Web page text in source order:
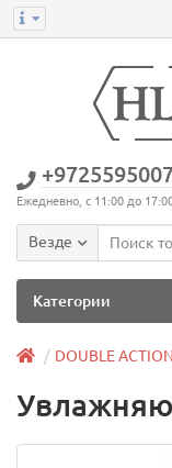
Ежедневно, с 11:00 до
Везде
Категории
DOUBLE ACTION